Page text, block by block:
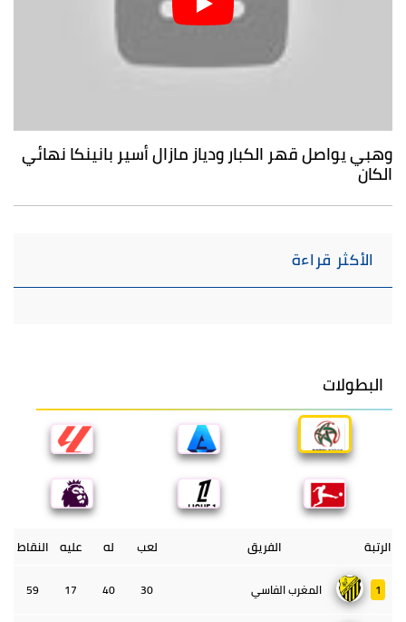
وهبي يواصل قهر الكبار ودياز مازال أسير بانينكا نهائي
الكان
الأكثر قراءة
البطولات
الرتبة الفريق لعب له عليه النقاط
1 المغرب الفاسي 30
40
17
59